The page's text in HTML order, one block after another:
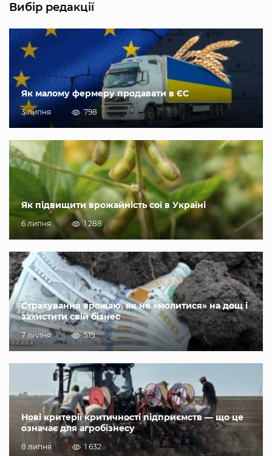
Вибір редакції
Як малому фермеру продавати в ЄС
3 липня 798
Як підвищити врожайність сої в Україні
6 липня 1 288
Страхування врожаю, як не «молитися» на дощ і
захистити свій бізнес
7 липня 519
Нові критерії критичності підприємств — що це
означає для агробізнесу
8 липня 1 632